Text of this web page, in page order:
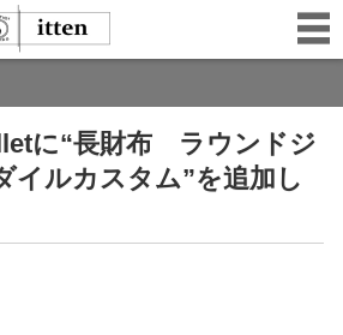
に“長財布 ラウンドジ
ルカスタム”を追加し